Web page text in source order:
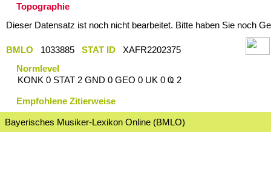
Topographie
Dieser Datensatz ist noch nicht bearbeitet. Bitte haben Sie noch
BMLO 1033885 STAT ID
XAFR2202375
Normlevel
KONK 0 STAT 2 GND 0 GEO 0 UK 0 Ҩ 2
Empfohlene Zitierweise
Bayerisches Musiker-Lexikon Online (BMLO)